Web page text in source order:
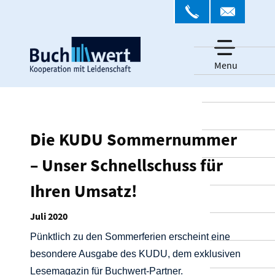
Menu
Die KUDU Sommernummer
– Unser Schnellschuss für
Ihren Umsatz!
Juli 2020
Pünktlich zu den Sommerferien erscheint eine
besondere Ausgabe des KUDU, dem exklusiven
Lesemagazin für Buchwert-Partner.